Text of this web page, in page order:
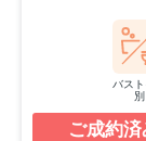
バス
別
ご成約